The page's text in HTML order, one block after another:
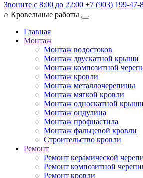
Звоните с 8:00 до 22:00 +7 (903) 199-47-
⌂ Кровельные работы
Главная
Монтаж
Монтаж водостоков
Монтаж двускатной крыши
Монтаж композитной
Монтаж кровли
Монтаж металлочерепицы
Монтаж мягкой кровли
Монтаж односкатной крыши
Монтаж ондулина
Монтаж профнастила
Монтаж фальцевой кровли
Строительство кровли
Ремонт
Ремонт керамической
Ремонт композитной
Ремонт кровли